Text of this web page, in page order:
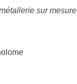
sur mesure